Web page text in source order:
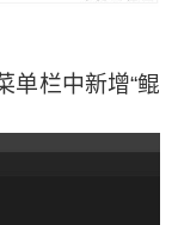
单栏中新增“鲲